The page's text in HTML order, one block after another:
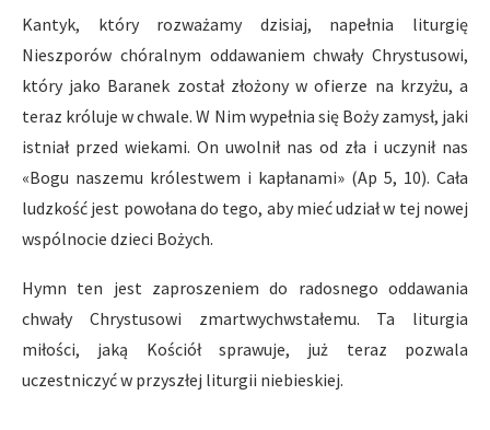
Kantyk, który rozważamy dzisiaj, napełnia liturgię
Nieszporów chóralnym oddawaniem chwały Chrystusowi,
który jako Baranek został złożony w ofierze na krzyżu, a
teraz króluje w chwale. W Nim wypełnia się Boży zamysł, jaki
istniał przed wiekami. On uwolnił nas od zła i uczynił nas
«Bogu naszemu królestwem i kapłanami» (Ap 5, 10). Cała
ludzkość jest powołana do tego, aby mieć udział w tej nowej
wspólnocie dzieci Bożych.
Hymn ten jest zaproszeniem do radosnego oddawania
chwały Chrystusowi zmartwychwstałemu. Ta liturgia
miłości, jaką Kościół sprawuje, już teraz pozwala
uczestniczyć w przyszłej liturgii niebieskiej.